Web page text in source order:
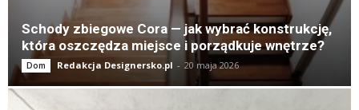
Schody zbiegowe Cora — jak wybrać konstrukcję,
która oszczędza miejsce i porządkuje wnętrze?
Dom Redakcja Designersko.pl - 20 maja 2026